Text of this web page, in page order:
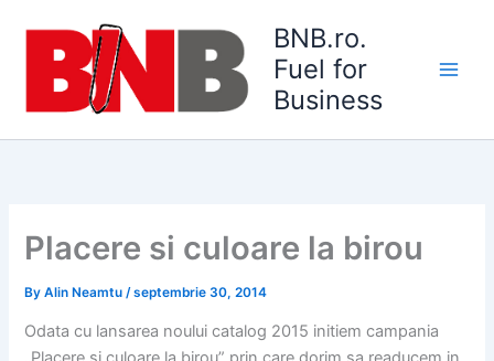
content
BNB.ro.
Fuel for
Business
Placere si culoare la birou
ByAlin Neamtu/septembrie 30, 2014
Odata cu lansarea noului catalog 2015 initiem campania